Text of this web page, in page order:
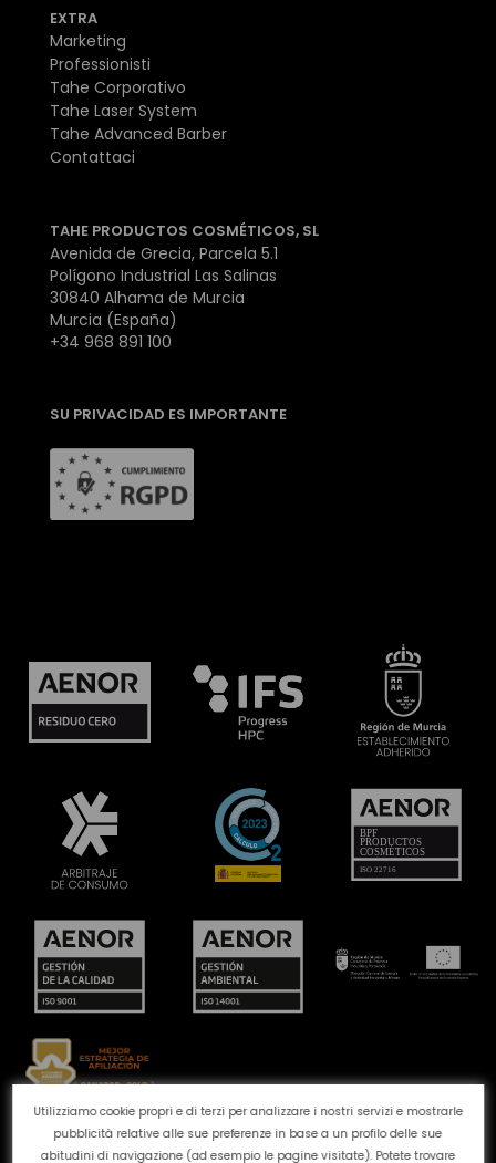
Utilizziamo cookie propri e di terzi per analizzare i nostri servizi e mostrarle
pubblicità relative alle sue preferenze in base a un profilo delle sue
abitudini di navigazione (ad esempio le pagine visitate). Potete trovare
EXTRA
Marketing
Professionisti
Tahe Corporativo
Tahe Laser System
Tahe Advanced Barber
Contattaci
TAHE PRODUCTOS COSMÉTICOS, SL
Avenida de Grecia, Parcela 5.1
Polígono Industrial Las Salinas
30840 Alhama de Murcia
Murcia (España)
+34 968 891 100
SU PRIVACIDAD ES IMPORTANTE
Canale reclami Politica dei cookie
Politica sulla